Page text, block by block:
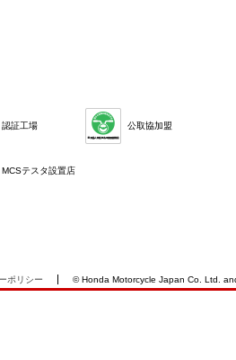
認証工場 公取協加盟
MCSテスタ設置店
ポリシー © Honda Motorcycle Japan Co. Ltd.